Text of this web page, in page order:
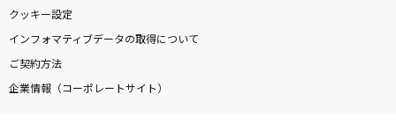
クッキー設定
インフォマティブデータの取得について
ご契約方法
企業情報（コーポレートサイト）